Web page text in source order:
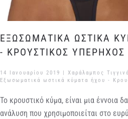
ΕΞΩΣΩΜΑΤΙΚΑ ΩΣΤΙΚΑ
- ΚΡΟΥΣΤΙΚΟΣ ΥΠΕΡΗΧΟΣ
14 Ιανουαρίου 2019
| Χαράλαμπος
Εξωσωματικά ωστικά κύματα ήχου -
Το κρουστικό κύμα, είναι μια έννοια
ανάλυση που χρησιμοποιείται στο